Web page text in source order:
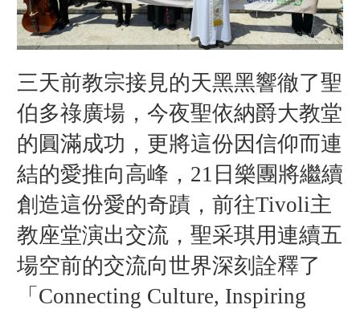
三天前教宗接見的天黑黑響徹了聖
伯多祿廣場，今夜聖依納爵大教堂
的圓滿成功，更將這份因信仰而連
結的愛推向高峰，21日樂團將繼續
創造這份愛的奇蹟，前往Tivoli主
教座堂演出交流，聖采琪用連續五
場空前的交流向世界深刻詮釋了
「Connecting Culture, Inspiring